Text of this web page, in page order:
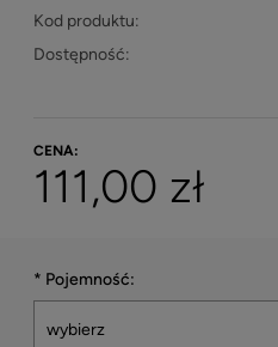
Kod produktu:
Dostępność:
CENA:
111,00 zł
* Pojemność: